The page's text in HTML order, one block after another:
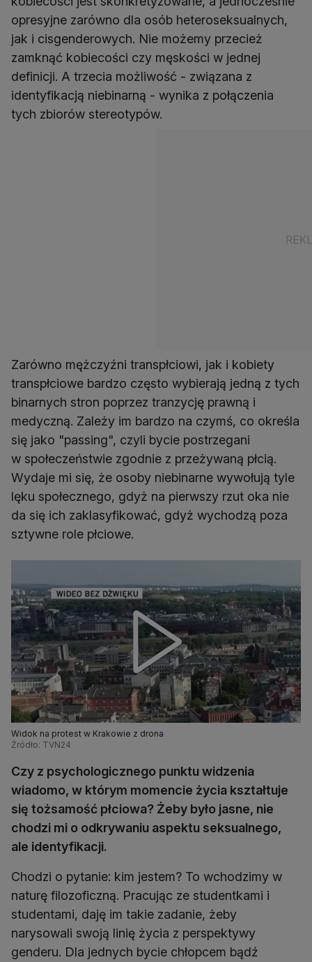
opresyjne zarówno dla osób heteroseksualnych,
jak i cisgenderowych. Nie możemy przecież
zamknąć kobiecości czy męskości w jednej
definicji. A trzecia możliwość - związana z
identyfikacją niebinarną - wynika z połączenia
tych zbiorów stereotypów.
Zarówno mężczyźni transpłciowi, jak i kobiety
transpłciowe bardzo często wybierają jedną z tych
binarnych stron poprzez tranzycję prawną i
medyczną. Zależy im bardzo na czymś, co określa
się jako "passing", czyli bycie postrzegani
w społeczeństwie zgodnie z przeżywaną płcią.
Wydaje mi się, że osoby niebinarne wywołują tyle
lęku społecznego, gdyż na pierwszy rzut oka nie
da się ich zaklasyfikować, gdyż wychodzą poza
sztywne role płciowe.
Widok na protest w Krakowie z drona
Źródło: TVN24
Czy z psychologicznego punktu widzenia
wiadomo, w którym momencie życia kształtuje
się tożsamość płciowa? Żeby było jasne, nie
chodzi mi o odkrywaniu aspektu seksualnego,
ale identyfikacji.
Chodzi o pytanie: kim jestem? To wchodzimy w
naturę filozoficzną. Pracując ze studentkami i
studentami, daję im takie zadanie, żeby
narysowali swoją linię życia z perspektywy
genderu. Dla jednych bycie chłopcem bądź